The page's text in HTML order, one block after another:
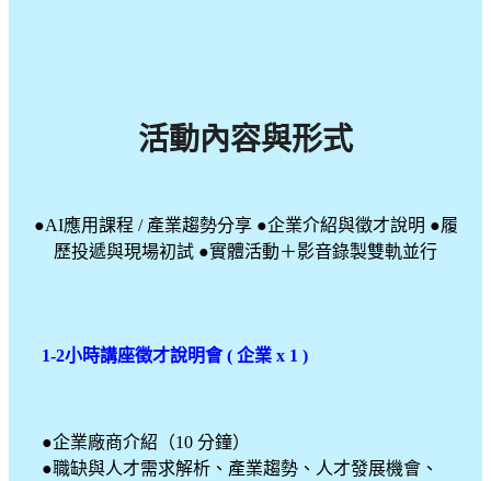
活動內容與形式
●AI應用課程 / 產業趨勢分享 ●企業介紹與徵才說明 ●履
歷投遞與現場初試 ●實體活動＋影音錄製雙軌並行
1-2小時講座徵才說明會 ( 企業 x 1 )
●企業廠商介紹（10 分鐘）
●職缺與人才需求解析、產業趨勢、人才發展機會、